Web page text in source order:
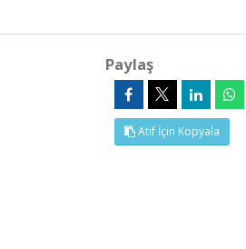
Paylaş
Atıf İçin Kopyala